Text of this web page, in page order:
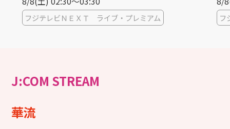
フジテレビＮＥＸＴ ライブ・プレミアム
J:COM STREAM
華流